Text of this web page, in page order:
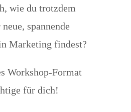
wie du trotzdem
spannende
Marketing findest?
Workshop-Format
für dich!